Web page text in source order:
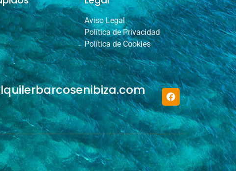
Aviso Legal
Política de Privacidad
Política de Cookies